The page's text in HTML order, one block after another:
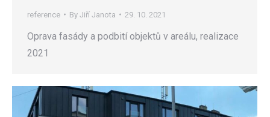
reference By Jiří Janota 29. 10. 2021
Oprava fasády a podbití objektů v areálu, realizace
2021